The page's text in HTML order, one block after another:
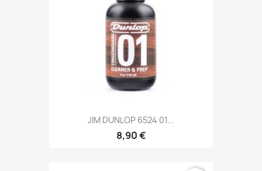
JIM DUNLOP 6524 01...
8,90 €